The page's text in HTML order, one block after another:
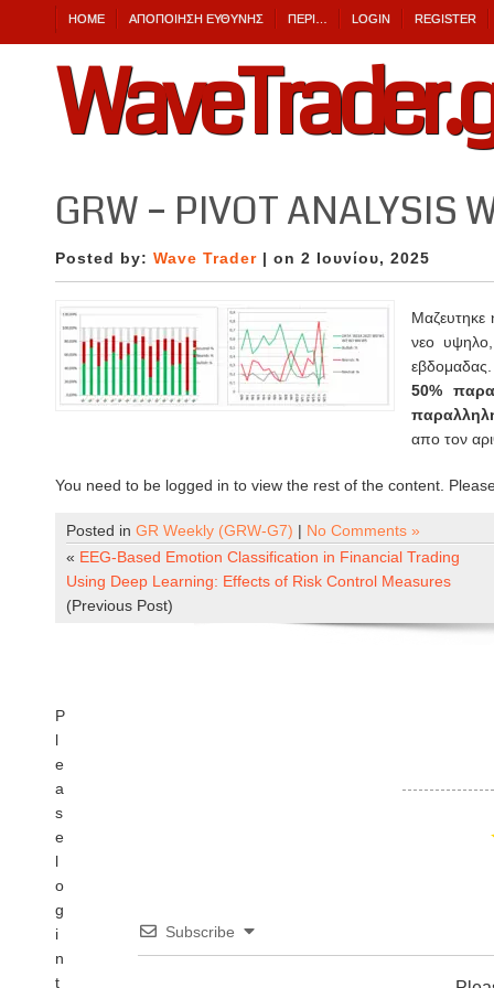
HOME ΑΠΟΠΟΊΗΣΗ ΕΎΘΥΝΗΣ ΠΕΡΙ… LOGIN REGISTER
GRW – PIVOT ANALYSIS
Posted by: Wave Trader | on 2 Ιουνίου, 2025
νεο
εβδομαδας.
50%
απο τον
You need to be logged in to view the rest of the content.
Posted in GR Weekly (GRW-G7) | No Comments »
« EEG-Based Emotion Classification in Financial Trading
Using Deep Learning: Effects of Risk Control Measures
(Previous Post)
P
l
e
a
s
e
l
o
g
i
n
t
Subscribe